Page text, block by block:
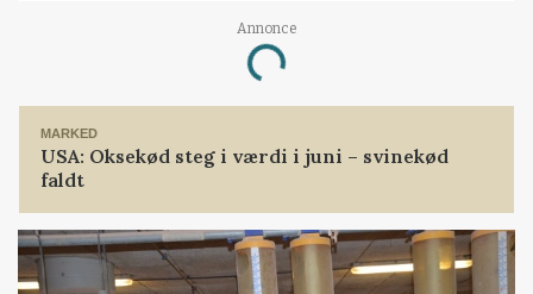
Annonce
Loading...
MARKED
USA: Oksekød steg i værdi i juni – svinekød
faldt